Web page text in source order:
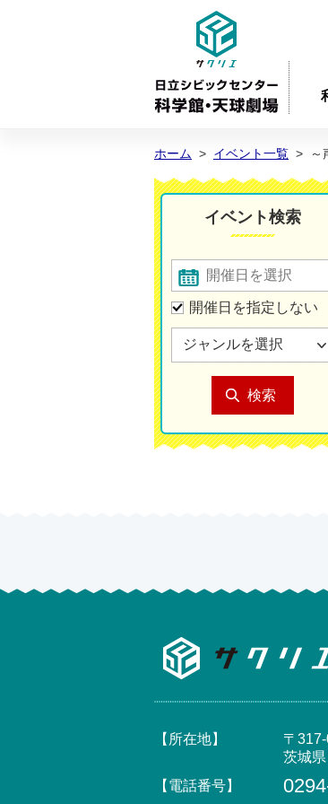
ホーム > イベント一覧 > ～
イベント検索
開催日を指定しない
【所在地】
〒
茨城
【電話番号】